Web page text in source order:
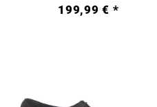
199,99 € *